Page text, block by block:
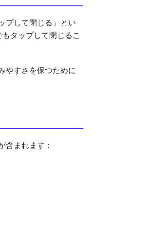
プして閉じる」とい
タップして閉じるこ
やすさを保つために
含まれます：